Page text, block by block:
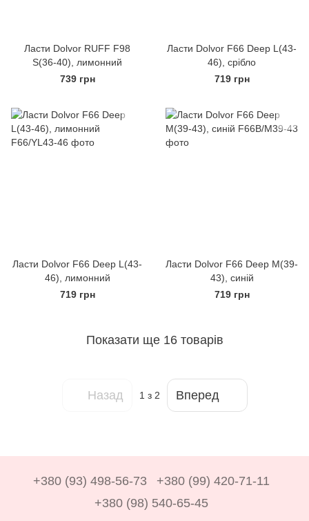
Ласти Dolvor RUFF F98
S(36-40), лимонний
739 грн
Ласти Dolvor F66 Deep L(43-
46), срібло
719 грн
Ласти Dolvor F66 Deep L(43-
46), лимонний
719 грн
Ласти Dolvor F66 Deep M(39-
43), синій
719 грн
Показати ще 16 товарів
Назад 1 з 2 Вперед
+380 (93) 498-56-73
+380 (99) 420-71-11
+380 (98) 540-65-45